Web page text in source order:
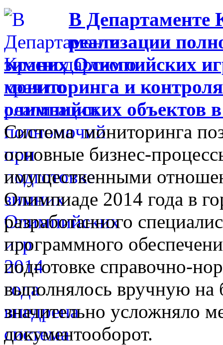
В Департаменте
реализации
зимних Олимпийских
мониторинга и
олимпийских объектов
Система мониторинга
основные бизнес-
имущественными
Олимпиаде 2014 года в
разработанного
программного
подготовке справочно-
выполнялось вручную на
значительно усложняло
документооборот.